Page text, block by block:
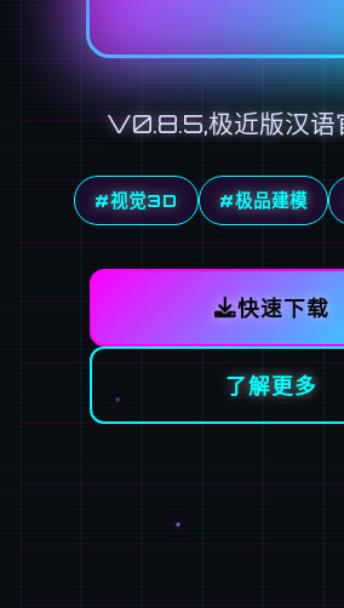
V0.8.5,极近版汉语
#视觉3D #极品建模
快速下载
了解更多